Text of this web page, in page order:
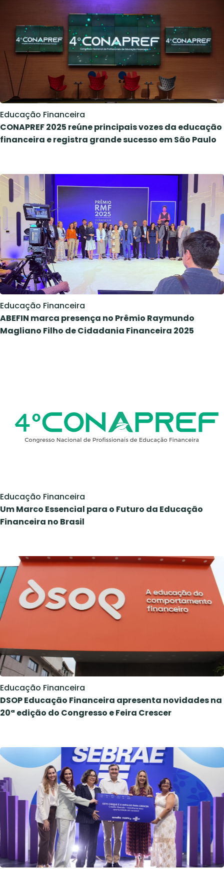
Educação Financeira
CONAPREF 2025 reúne principais vozes da educação
financeira e registra grande sucesso em São Paulo
Educação Financeira
ABEFIN marca presença no Prêmio Raymundo
Magliano Filho de Cidadania Financeira 2025
Educação Financeira
Um Marco Essencial para o Futuro da Educação
Financeira no Brasil
Educação Financeira
DSOP Educação Financeira apresenta novidades na
20ª edição do Congresso e Feira Crescer